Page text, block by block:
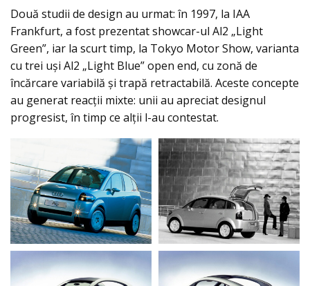
Două studii de design au urmat: în 1997, la IAA
Frankfurt, a fost prezentat showcar-ul Al2 „Light
Green”, iar la scurt timp, la Tokyo Motor Show, varianta
cu trei uși Al2 „Light Blue” open end, cu zonă de
încărcare variabilă și trapă retractabilă. Aceste concepte
au generat reacții mixte: unii au apreciat designul
progresist, în timp ce alții l-au contestat.